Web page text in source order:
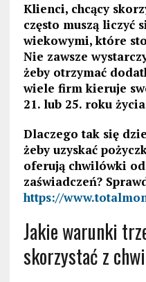
Klienci, chcący
często muszą liczyć
wiekowymi, które
Nie zawsze
żeby otrzymać
wiele firm kieruje
21. lub 25. roku
Dlaczego tak się
żeby uzyskać
oferują chwilówki
zaświadczeń?
https://
Jakie warunki
skorzystać z